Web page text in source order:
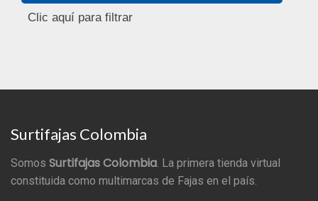
Surtifajas Colombia
Somos Surtifajas Colombia. La primera tienda virtual
constituida como multimarcas de Fajas en el país.